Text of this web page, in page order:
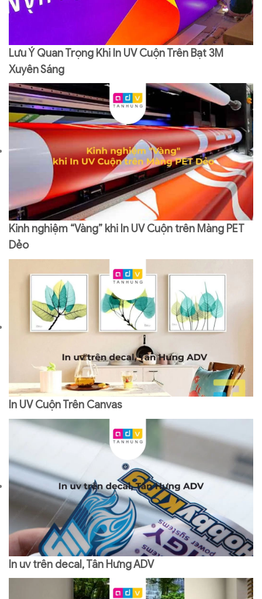
Lưu Ý Quan Trọng Khi In UV Cuộn Trên Bạt 3M
Xuyên Sáng
Kinh nghiệm “Vàng” khi In UV Cuộn trên Màng PET
Dẻo
In UV Cuộn Trên Canvas
In uv trên decal, Tân Hưng ADV